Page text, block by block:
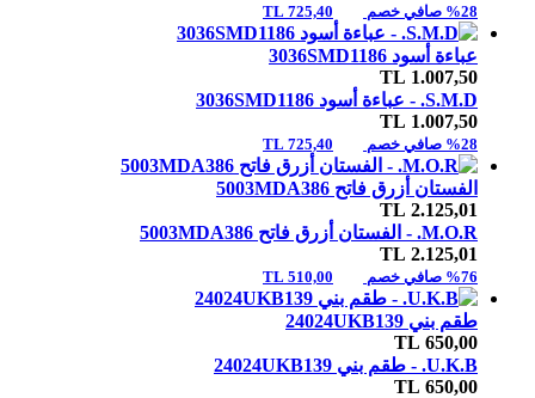
%28 صافي خصم 725,40 TL
عباءة أسود 3036SMD1186
1.007,50
S.M.D. -
عباءة أسود 3036SMD1186
1.007,50
%28 صافي خصم 725,40 TL
الفستان أزرق فاتح 5003MDA386
2.125,01
M.O.R. -
الفستان أزرق فاتح 5003MDA386
2.125,01
%76 صافي خصم 510,00 TL
طقم بني 24024UKB139
650,00
U.K.B. -
طقم بني 24024UKB139
650,00